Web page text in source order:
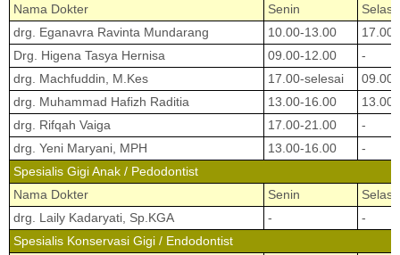
Nama Dokter
Senin
Selasa
drg. Eganavra Ravinta Mundarang
10.00-13.00
Drg. Higena Tasya Hernisa
09.00-12.00
-
drg. Machfuddin, M.Kes
17.00-selesai
drg. Muhammad Hafizh Raditia
13.00-16.00
drg. Rifqah Vaiga
17.00-21.00
-
drg. Yeni Maryani, MPH
13.00-16.00
-
Spesialis Gigi Anak / Pedodontist
Nama Dokter
Senin
Selasa
drg. Laily Kadaryati, Sp.KGA
-
-
Spesialis Konservasi Gigi / Endodontist